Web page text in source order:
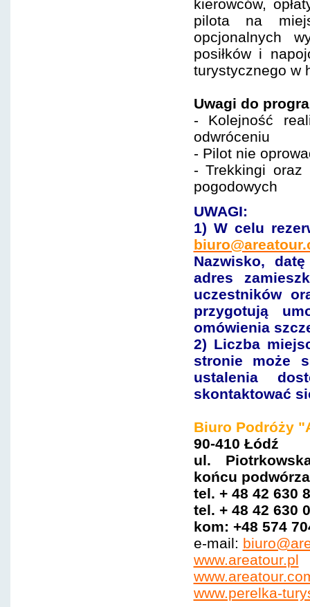
kierowców,
pilota na
opcjonalnych
posiłków i
turystycznego w
Uwagi do
- Kolejność
odwróceniu
- Pilot nie
- Trekkingi oraz
pogodowych
UWAGI:
1) W celu
Nazwisko, datę
adres
uczestników
przygotują
omówienia
2) Liczba
stronie może
ustalenia
skontaktować
Biuro Podróży
90-410 Łódź
ul.
końcu
tel. + 48 42 630
tel. + 48 42 630
kom: +48 574
e-mail:
www.areatour.pl
www.perelka-